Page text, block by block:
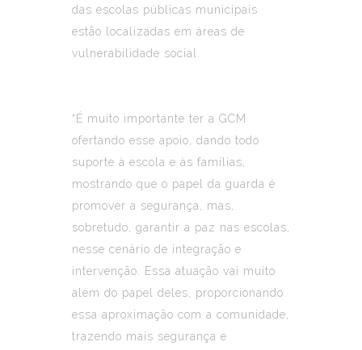
das escolas públicas municipais
estão localizadas em áreas de
vulnerabilidade social.
“É muito importante ter a GCM
ofertando esse apoio, dando todo
suporte à escola e às famílias,
mostrando que o papel da guarda é
promover a segurança, mas,
sobretudo, garantir a paz nas escolas,
nesse cenário de integração e
intervenção. Essa atuação vai muito
além do papel deles, proporcionando
essa aproximação com a comunidade,
trazendo mais segurança e